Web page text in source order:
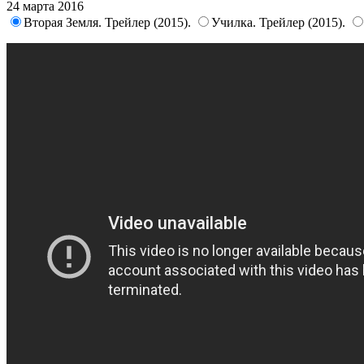
24 марта 2016
Вторая Земля. Трейлер (2015).
Училка. Трейлер (2015).